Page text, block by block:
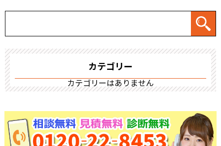
カテゴリー
カテゴリーはありません